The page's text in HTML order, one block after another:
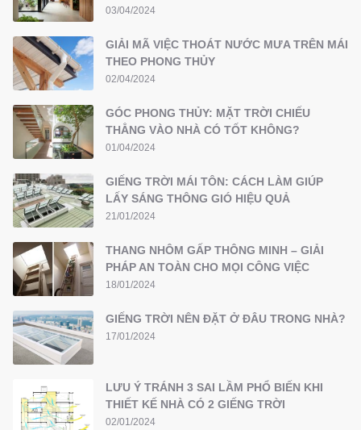
03/04/2024
GIẢI MÃ VIỆC THOÁT NƯỚC MƯA TRÊN MÁI
THEO PHONG THỦY
02/04/2024
GÓC PHONG THỦY: MẶT TRỜI CHIẾU
THẲNG VÀO NHÀ CÓ TỐT KHÔNG?
01/04/2024
GIẾNG TRỜI MÁI TÔN: CÁCH LÀM GIÚP
LẤY SÁNG THÔNG GIÓ HIỆU QUẢ
21/01/2024
THANG NHÔM GẤP THÔNG MINH – GIẢI
PHÁP AN TOÀN CHO MỌI CÔNG VIỆC
18/01/2024
GIẾNG TRỜI NÊN ĐẶT Ở ĐÂU TRONG NHÀ?
17/01/2024
LƯU Ý TRÁNH 3 SAI LẦM PHỔ BIẾN KHI
THIẾT KẾ NHÀ CÓ 2 GIẾNG TRỜI
02/01/2024